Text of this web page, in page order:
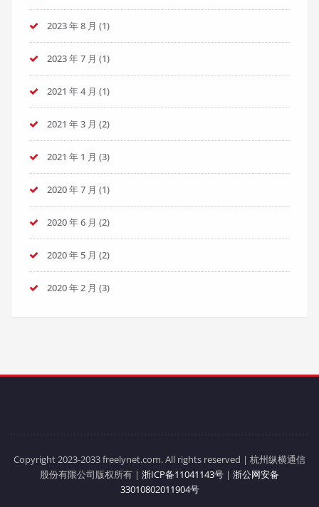
2023 年 8 月 (1)
2023 年 7 月 (1)
2021 年 4 月 (1)
2021 年 3 月 (2)
2021 年 1 月 (3)
2020 年 7 月 (1)
2020 年 6 月 (2)
2020 年 5 月 (2)
2020 年 2 月 (3)
Copyright 2023-2033 freelynet.com. All rights reserved | 杭州纵横通信
股份有限公司版权所有 | 浙ICP备11041143号 | 浙公网安备
33010802011904号